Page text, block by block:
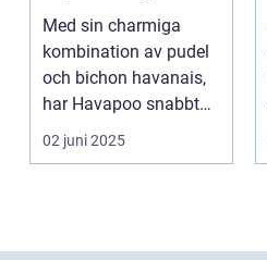
familjemedlem
Med sin charmiga
kombination av pudel
och bichon havanais,
har Havapoo snabbt
blivit en älsklin...
02 juni 2025